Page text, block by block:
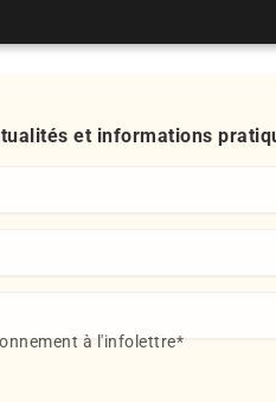
et informations
à l'infolettre*